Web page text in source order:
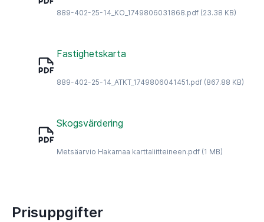
889-402-25-14_KO_1749806031868.pdf (23.38 KB)
Fastighetskarta
889-402-25-14_ATKT_1749806041451.pdf (867.88 KB)
Skogsvärdering
Metsäarvio Hakamaa karttaliitteineen.pdf (1 MB)
Prisuppgifter